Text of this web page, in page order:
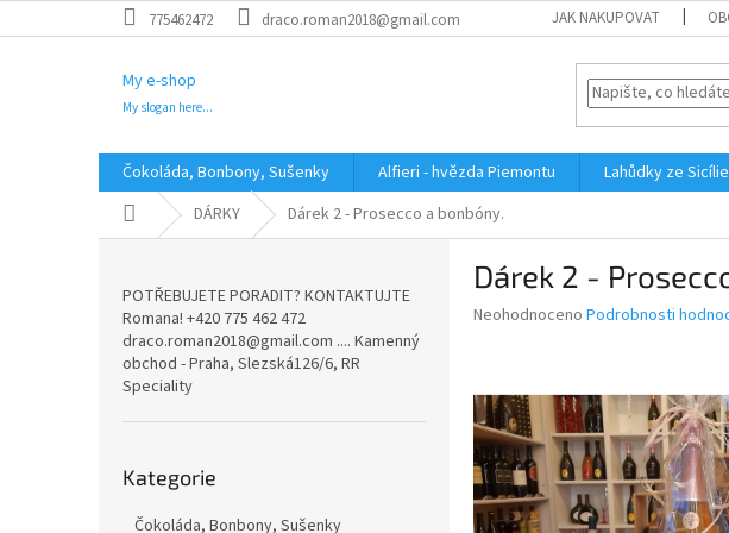
na
775462472 draco.roman2018@gmail.com JAK NAKUPOVAT
My e-shop
My slogan here...
Čokoláda, Bonbony, Sušenky Alfieri - hvězda Piemontu Lahůdky ze Sicílie
Domů DÁRKY Dárek 2 - Prosecco a bonbóny.
POTŘEBUJETE PORADIT? KONTAKTUJTE
Romana! +420 775 462 472
draco.roman2018@gmail.com .... Kamenný
obchod - Praha, Slezská126/6, RR
Speciality
kategorie
Kategorie
Čokoláda, Bonbony, Sušenky
Dárek 2 -
Průměrné
0,0
z
5
hvězdiček.
Neohodnoceno Podrobnosti